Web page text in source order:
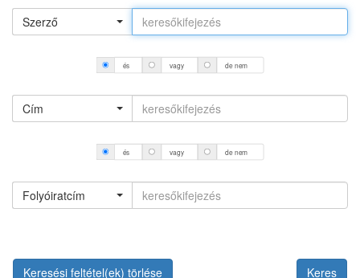
Szerző
és vagy de nem
Cím
és vagy de nem
Folyóiratcím
Keresési feltétel(ek) törlése